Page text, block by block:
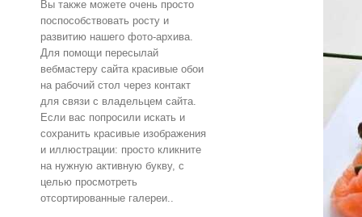
Вы также можете очень просто
поспособствовать росту и
развитию нашего фото-архива.
Для помощи пересылай
вебмастеру сайта красивые обои
на рабочий стол через контакт
для связи с владельцем сайта.
Если вас попросили искать и
сохранить красивые изображения
и иллюстрации: просто кликните
на нужную активную букву, с
целью просмотреть
отсортированные галереи..